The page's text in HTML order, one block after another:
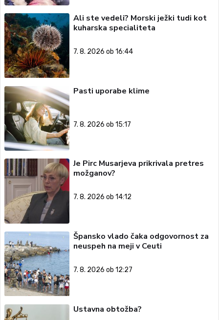
Ali ste vedeli? Morski ježki tudi kot
kuharska specialiteta
7. 8. 2026 ob 16:44
Pasti uporabe klime
7. 8. 2026 ob 15:17
Je Pirc Musarjeva prikrivala pretres
možganov?
7. 8. 2026 ob 14:12
Špansko vlado čaka odgovornost za
neuspeh na meji v Ceuti
7. 8. 2026 ob 12:27
Ustavna obtožba?